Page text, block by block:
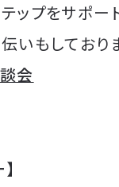
ップをサポー
いもしており
会